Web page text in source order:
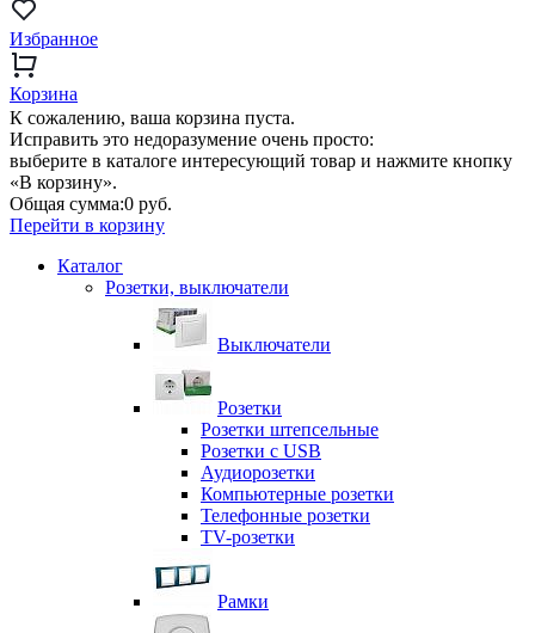
Избранное
Корзина
К сожалению, ваша корзина пуста.
Исправить это недоразумение очень просто:
выберите в каталоге интересующий товар и нажмите кнопку
«В корзину».
Общая сумма:0 руб.
Перейти в корзину
Каталог
Розетки, выключатели
Выключатели
Розетки
Розетки штепсельные
Розетки с USB
Аудиорозетки
Компьютерные розетки
Телефонные розетки
TV-розетки
Рамки